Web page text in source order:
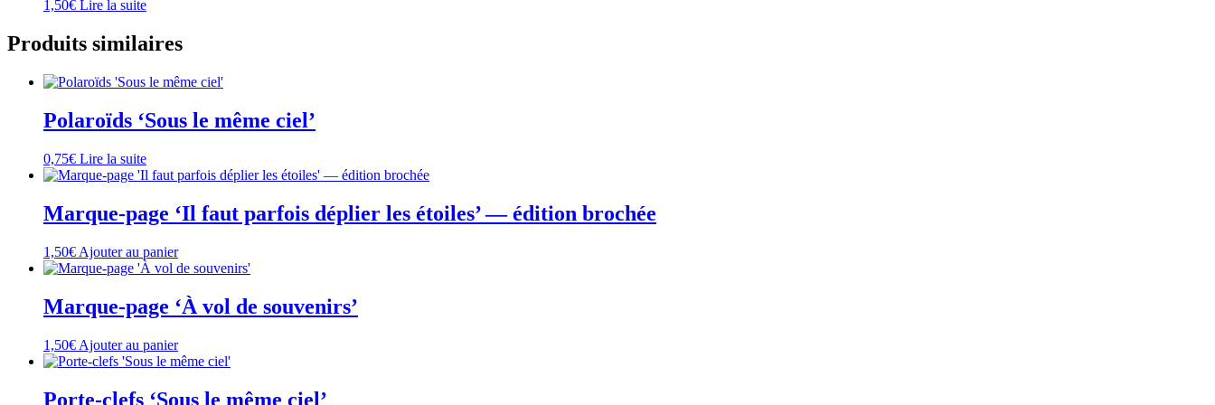
1,50€ Lire la suite
Produits similaires
Polaroïds ‘Sous le même ciel’
0,75€ Lire la suite
Marque-page ‘Il faut parfois déplier les étoiles’ — édition brochée
1,50€ Ajouter au panier
Marque-page ‘À vol de souvenirs’
1,50€ Ajouter au panier
Porte-clefs ‘Sous le même ciel’